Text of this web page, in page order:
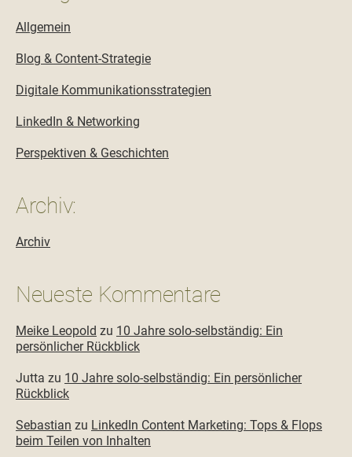
Allgemein
Blog & Content-Strategie
Digitale Kommunikationsstrategien
LinkedIn & Networking
Perspektiven & Geschichten
Archiv:
Archiv
Neueste Kommentare
Meike Leopold zu 10 Jahre solo-selbständig: Ein
persönlicher Rückblick
Jutta zu 10 Jahre solo-selbständig: Ein persönlicher
Rückblick
Sebastian zu LinkedIn Content Marketing: Tops & Flops
beim Teilen von Inhalten